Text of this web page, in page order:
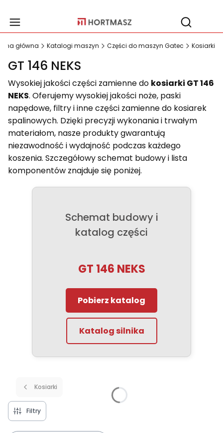
Otwórz
główna Katalogi maszyn Części do maszyn Gatec Kosiarki
GT 146 NEKS
Wysokiej jakości części zamienne do kosiarki GT 146
NEKS. Oferujemy wysokiej jakości noże, paski
napędowe, filtry i inne części zamienne do kosiarek
spalinowych. Dzięki precyzji wykonania i trwałym
materiałom, nasze produkty gwarantują
niezawodność i wydajność podczas każdego
koszenia. Szczegółowy schemat budowy i lista
komponentów znajduje się poniżej.
Schemat budowy i
katalog części
GT 146 NEKS
Pobierz katalog
Katalog silnika
Kosiarki
Filtry